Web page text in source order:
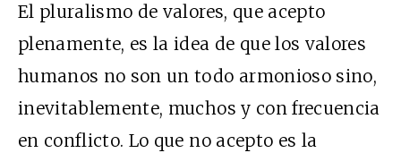
El pluralismo de valores, que acepto
plenamente, es la idea de que los valores
humanos no son un todo armonioso sino,
inevitablemente, muchos y con frecuencia
en conflicto. Lo que no acepto es la